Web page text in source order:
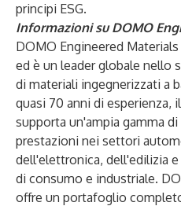
principi ESG.
Informazioni su DOMO
DOMO Engineered
ed è un leader globale nello
di materiali ingegnerizzati a
quasi 70 anni di esperienza,
supporta un'ampia gamma
prestazioni nei settori
dell'elettronica, dell'edilizia
di consumo e industriale.
offre un portafoglio